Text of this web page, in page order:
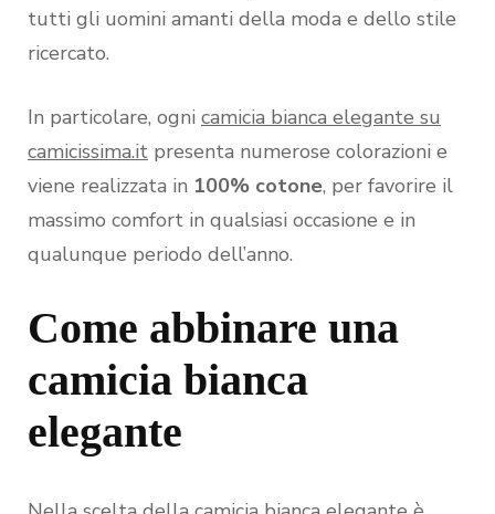
tutti gli uomini amanti della moda e dello stile
ricercato.
In particolare, ogni camicia bianca elegante su
camicissima.it presenta numerose colorazioni e
viene realizzata in 100% cotone, per favorire il
massimo comfort in qualsiasi occasione e in
qualunque periodo dell’anno.
Come abbinare una
camicia bianca
elegante